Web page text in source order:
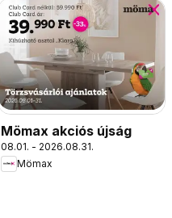
Mömax akciós újság
08.01. - 2026.08.31.
Mömax